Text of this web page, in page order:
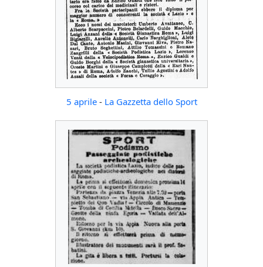
5 aprile- La Gazzetta dello Sport